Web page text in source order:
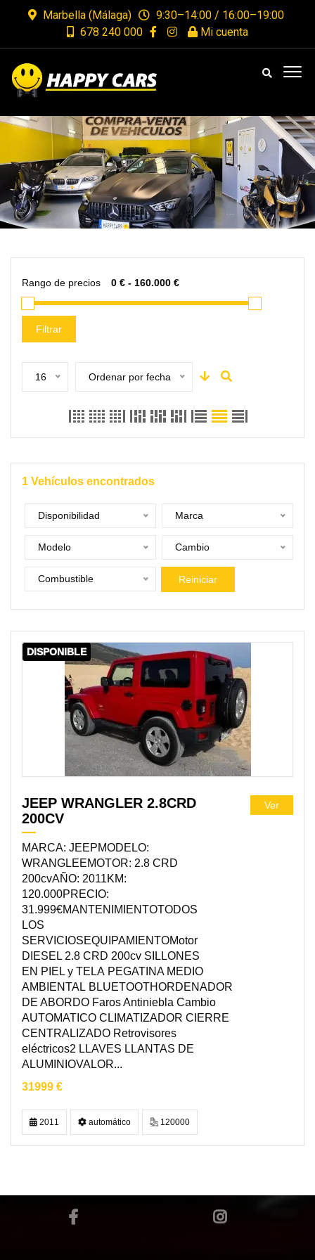
Marbella (Málaga)
9:30–14:00 / 16:00–19:00
678 240 000
Mi cuenta
Rango de precios
Filtrar
16 Ordenar por fecha
1 Vehículos encontrados
Disponibilidad Marca
Modelo Cambio
Combustible Reiniciar
DISPONIBLE
JEEP WRANGLER 2.8CRD
200CV
MARCA: JEEPMODELO:
WRANGLEEMOTOR: 2.8 CRD
200cvAÑO: 2011KM:
120.000PRECIO:
31.999€MANTENIMIENTOTODOS
LOS
SERVICIOSEQUIPAMIENTOMotor
DIESEL 2.8 CRD 200cv SILLONES
EN PIEL y TELA PEGATINA MEDIO
AMBIENTAL BLUETOOTHORDENADOR
DE ABORDO Faros Antiniebla Cambio
AUTOMATICO CLIMATIZADOR CIERRE
CENTRALIZADO Retrovisores
eléctricos2 LLAVES LLANTAS DE
ALUMINIOVALOR...
31999 €
Ver
2011 automático 120000